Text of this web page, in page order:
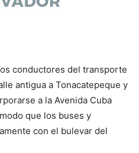
conductores del transporte
antigua a Tonacatepeque y
a la Avenida Cuba
que los buses y
con el bulevar del